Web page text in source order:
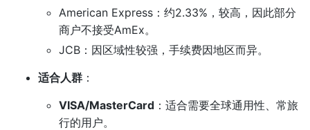
American Express：约2.33%，较高，因此部分
商户不接受AmEx。
JCB：因区域性较强，手续费因地区而异。
适合人群 ：
VISA/MasterCard ：适合需要全球通用性、常旅
行的用户。